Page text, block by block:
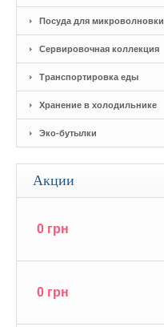
Посуда для микроволновки
Сервировочная коллекция
Транспортировка еды
Хранение в холодильнике
Эко-бутылки
Акции
0 грн
0 грн